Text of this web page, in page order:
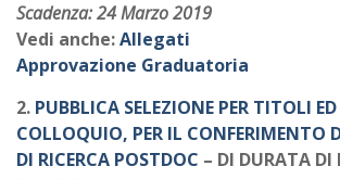
Scadenza: 24 Marzo 2019
Vedi anche:Allegati
Approvazione Graduatoria
2. PUBBLICA SELEZIONE PER TITOLI
COLLOQUIO, PER IL CONFERIMENTO
DI RICERCA POSTDOC – DI DURATA DI